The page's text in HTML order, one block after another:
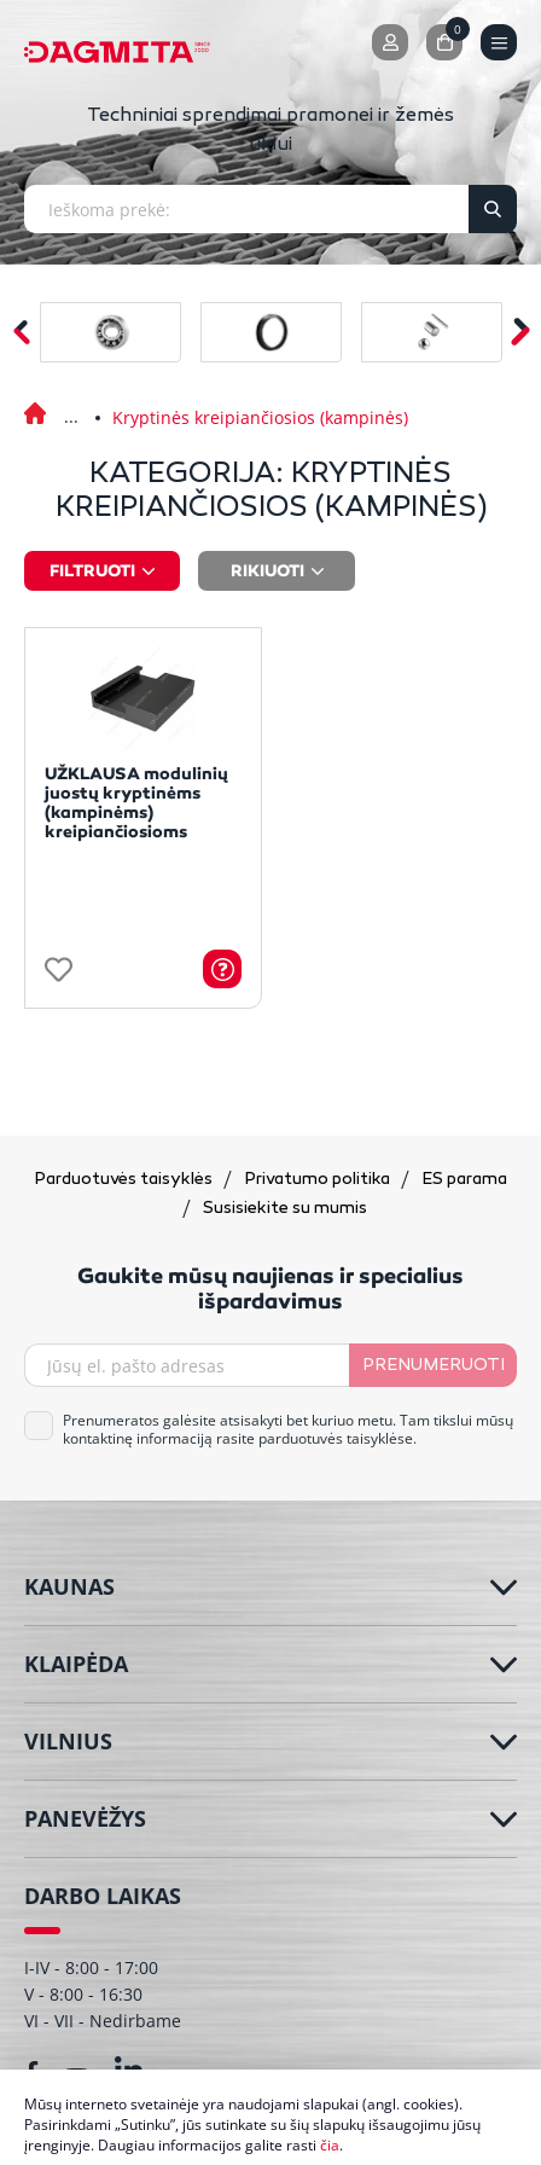
0
0
Techniniai sprendimai pramonei ir žemės
ūkiui
Kryptinės kreipiančiosios (kampinės)
KATEGORIJA: KRYPTINĖS
KREIPIANČIOSIOS (KAMPINĖS)
FILTRUOTI RIKIUOTI
UŽKLAUSA modulinių
juostų kryptinėms
(kampinėms)
kreipiančiosioms
Parduotuvės taisyklės Privatumo politika
ES parama
Susisiekite su mumis
Gaukite mūsų naujienas ir specialius
išpardavimus
PRENUMERUOTI
Prenumeratos galėsite atsisakyti bet kuriuo metu. Tam tikslui mūsų
kontaktinę informaciją rasite parduotuvės taisyklėse.
KAUNAS
KLAIPĖDA
VILNIUS
PANEVĖŽYS
DARBO LAIKAS
I-IV - 8:00 - 17:00
V - 8:00 - 16:30
VI - VII - Nedirbame
Mūsų interneto svetainėje yra naudojami slapukai (angl. cookies).
Pasirinkdami „Sutinku”, jūs sutinkate su šių slapukų išsaugojimu jūsų
įrenginyje. Daugiau informacijos galite rasti čia.